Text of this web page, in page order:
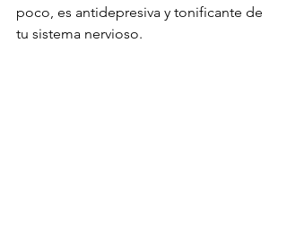
poco, es antidepresiva y tonificante de
tu sistema nervioso.